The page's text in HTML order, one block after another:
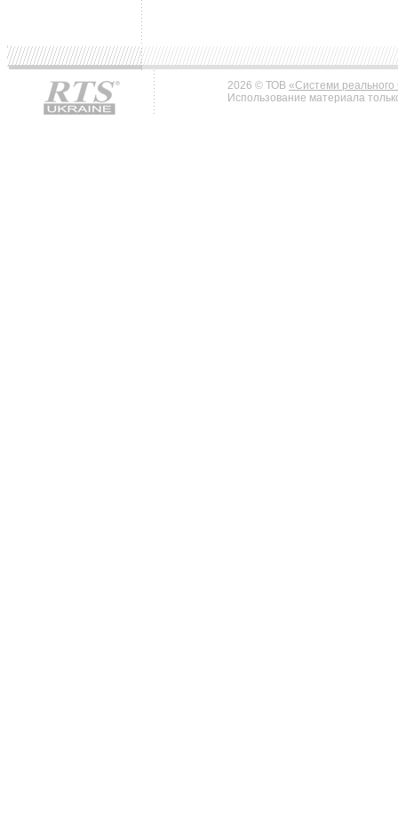
2026 © ТОВ «Системи реального
Использование материала